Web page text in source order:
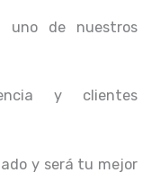
uno de nuestros
y clientes
y será tu mejor